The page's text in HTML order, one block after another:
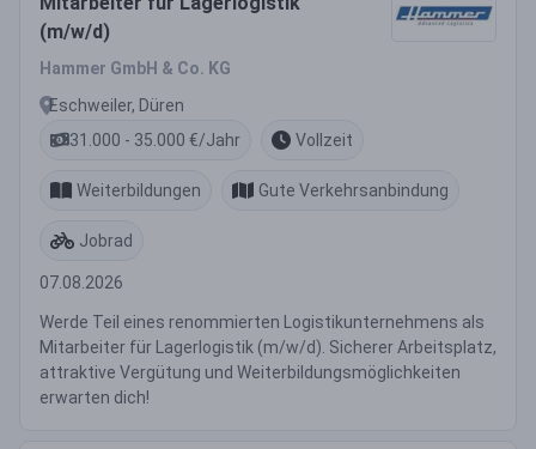
(m/w/d)
Hammer GmbH & Co. KG
Eschweiler, Düren
31.000 - 35.000 €/Jahr
Vollzeit
Weiterbildungen Gute Verkehrsanbindung
Jobrad
07.08.2026
Werde Teil eines renommierten Logistikunternehmens als
Mitarbeiter für Lagerlogistik (m/w/d). Sicherer Arbeitsplatz,
attraktive Vergütung und Weiterbildungsmöglichkeiten
erwarten dich!